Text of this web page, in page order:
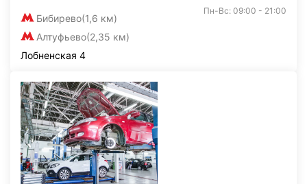
Бибирево(1,6 км)
Алтуфьево(2,35 км)
Пн-Вс: 09:00 - 21:00
Лобненская 4